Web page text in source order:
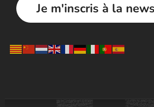
Je m'inscris à la